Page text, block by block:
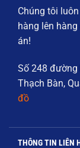
Chúng tôi
hàng lên
án!
Số 248 đường
Thạch Bàn,
đồ
THÔNG TIN LIÊN